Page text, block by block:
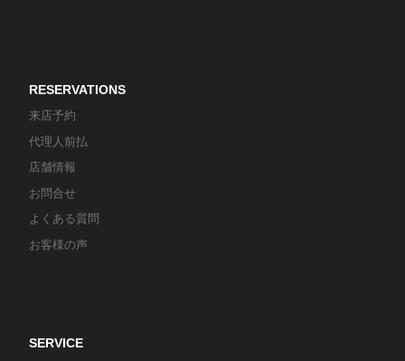
RESERVATIONS
来店予約
代理人前払
店舗情報
お問合せ
よくある質問
お客様の声
SERVICE